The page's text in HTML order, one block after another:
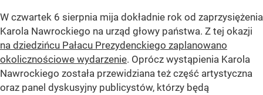
W czwartek 6 sierpnia mija dokładnie rok od zaprzysiężenia
Karola Nawrockiego na urząd głowy państwa. Z tej okazji
na dziedzińcu Pałacu Prezydenckiego zaplanowano
okolicznościowe wydarzenie. Oprócz wystąpienia Karola
Nawrockiego została przewidziana też część artystyczna
oraz panel dyskusyjny publicystów, którzy będą